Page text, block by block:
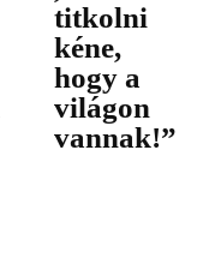
titkolni
kéne,
hogy a
világon
vannak!”